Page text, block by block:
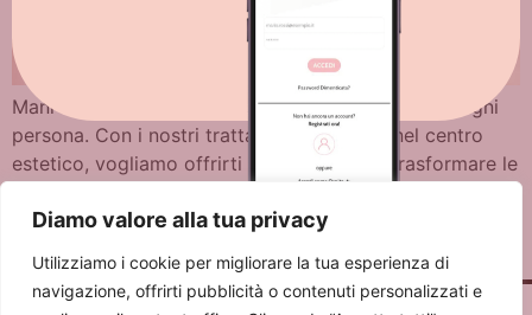
Diamo valore alla tua privacy
Utilizziamo i cookie per migliorare la tua esperienza di
navigazione, offrirti pubblicità o contenuti personalizzati e
Mani e piedi curati sono un biglietto da visita per ogni
persona. Con i nostri trattamenti esclusivi nel centro
estetico, vogliamo offrirti l’opportunità di trasformare le
noi i segreti per ottenere mani e piedi perfetti e luminosi